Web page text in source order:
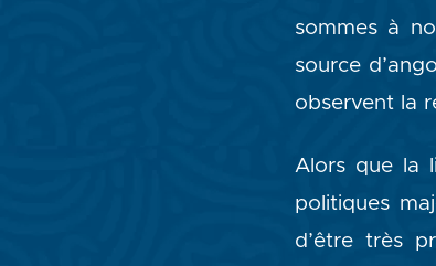
sommes à
source
observent la
Alors que la
politiques
d’être très